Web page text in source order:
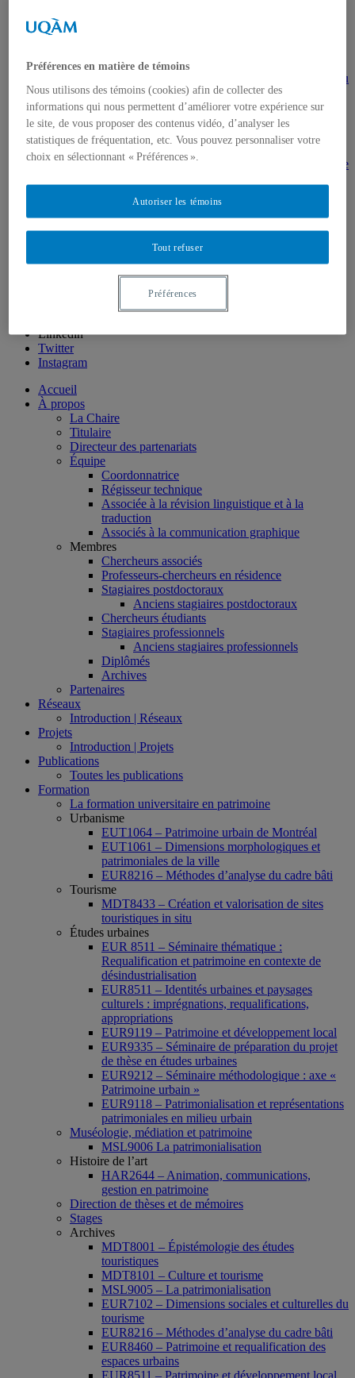
MSL9005 – La patrimonialisation
EUR7102 – Dimensions sociales et culturelles du
tourisme
EUR8216 – Méthodes d’analyse du cadre bâti
EUR8460 – Patrimoine et requalification des
espaces urbains
EUR8511 – Patrimoine et développement local
EUT1065 – Gestion et valorisation du patrimoine
Patrimonialisation et représentations
patrimoniales en milieu urbain
Séminaire Patrimonialisation et représentations
patrimoniales en milieu urbain
Événements
Introduction | Événements
Linkedin
Twitter
Instagram
Accueil
À propos
La Chaire
Titulaire
Directeur des partenariats
Équipe
Coordonnatrice
Régisseur technique
Associée à la révision linguistique et à la
traduction
Associés à la communication graphique
Membres
Chercheurs associés
Professeurs-chercheurs en résidence
Stagiaires postdoctoraux
Anciens stagiaires postdoctoraux
Chercheurs étudiants
Stagiaires professionnels
Anciens stagiaires professionnels
Diplômés
Archives
Partenaires
Réseaux
Introduction | Réseaux
Projets
Introduction | Projets
Publications
Toutes les publications
Formation
La formation universitaire en patrimoine
Urbanisme
EUT1064 – Patrimoine urbain de Montréal
EUT1061 – Dimensions morphologiques et
patrimoniales de la ville
EUR8216 – Méthodes d’analyse du cadre bâti
Tourisme
MDT8433 – Création et valorisation de sites
touristiques in situ
Études urbaines
EUR 8511 – Séminaire thématique :
Requalification et patrimoine en contexte de
désindustrialisation
EUR8511 – Identités urbaines et paysages
culturels : imprégnations, requalifications,
appropriations
EUR9119 – Patrimoine et développement local
EUR9335 – Séminaire de préparation du projet
de thèse en études urbaines
EUR9212 – Séminaire méthodologique : axe «
Patrimoine urbain »
EUR9118 – Patrimonialisation et représentations
patrimoniales en milieu urbain
Muséologie, médiation et patrimoine
MSL9006 La patrimonialisation
Histoire de l’art
HAR2644 – Animation, communications,
gestion en patrimoine
Direction de thèses et de mémoires
Stages
Archives
MDT8001 – Épistémologie des études
touristiques
MDT8101 – Culture et tourisme
MSL9005 – La patrimonialisation
EUR7102 – Dimensions sociales et culturelles du
tourisme
EUR8216 – Méthodes d’analyse du cadre bâti
EUR8460 – Patrimoine et requalification des
espaces urbains
EUR8511 – Patrimoine et développement local
Préférences en matière de témoins
Nous utilisons des témoins (cookies) afin de collecter des
informations qui nous permettent d’améliorer votre expérience sur
le site, de vous proposer des contenus vidéo, d’analyser les
statistiques de fréquentation, etc. Vous pouvez personnaliser votre
choix en sélectionnant « Préférences ».
Tout refuser
Autoriser les témoins
Préférences